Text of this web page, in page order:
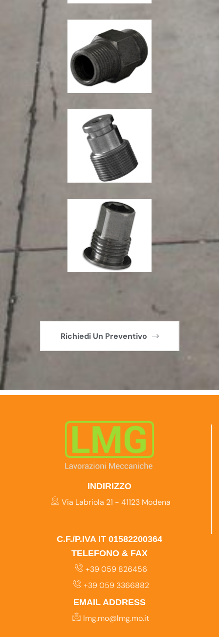
Richiedi Un Preventivo
INDIRIZZO
Via Labriola 21 - 41123 Modena
C.F./P.IVA IT 01582200364
TELEFONO & FAX
+39 059 826456
+39 059 3366882
EMAIL ADDRESS
lmg.mo@lmg.mo.it